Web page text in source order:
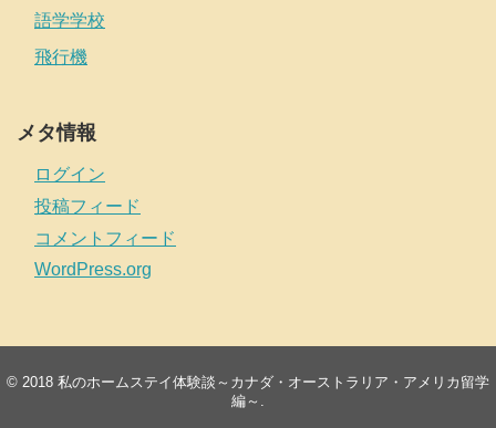
語学学校
飛行機
メタ情報
ログイン
投稿フィード
コメントフィード
WordPress.org
© 2018 私のホームステイ体験談～カナダ・オーストラリア・アメリカ留学
編～